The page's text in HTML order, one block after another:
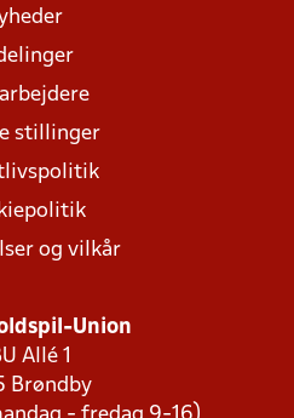
stillinger
og vilkår
Union
Allé 1
Brøndby